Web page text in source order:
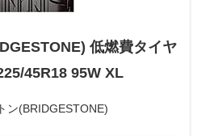
低燃費タイヤ
45R18 95W XL
ン(BRIDGESTONE)